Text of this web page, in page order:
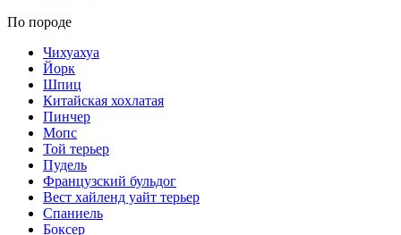
По породе
Чихуахуа
Йорк
Шпиц
Китайская хохлатая
Пинчер
Мопс
Той терьер
Пудель
Французский бульдог
Вест хайленд уайт терьер
Спаниель
Боксер